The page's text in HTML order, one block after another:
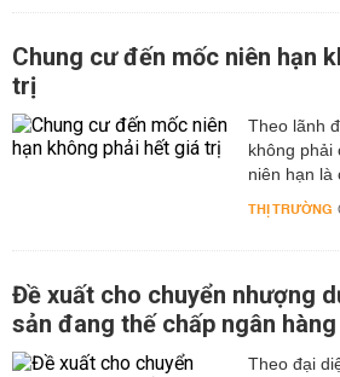
Chung cư đến mốc niên hạn
trị
Theo lãnh
không phải
niên hạn là
THỊ TRƯỜNG
Đề xuất cho chuyển nhượng
sản đang thế chấp ngân hàng
Theo đại